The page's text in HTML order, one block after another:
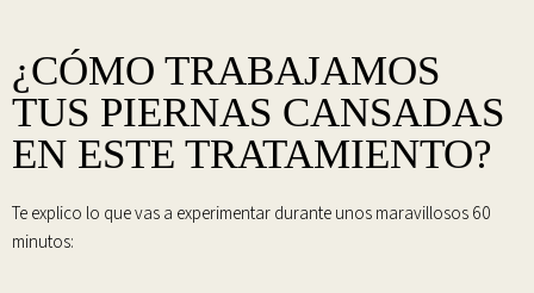
¿CÓMO TRABAJAMOS
TUS PIERNAS CANSADAS
EN ESTE TRATAMIENTO?
Te explico lo que vas a experimentar durante unos maravillosos 60
minutos: